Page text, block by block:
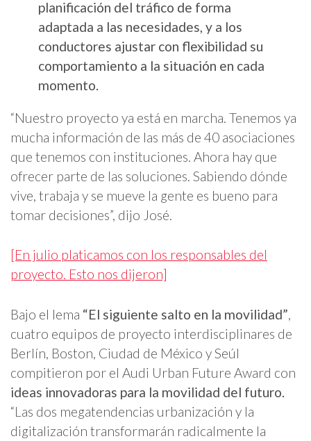
planificación del tráfico de forma
adaptada a las necesidades, y a los
conductores ajustar con flexibilidad su
comportamiento a la situación en cada
momento.
“Nuestro proyecto ya está en marcha. Tenemos ya
mucha información de las más de 40 asociaciones
que tenemos con instituciones. Ahora hay que
ofrecer parte de las soluciones. Sabiendo dónde
vive, trabaja y se mueve la gente es bueno para
tomar decisiones”, dijo José.
[En julio platicamos con los responsables del
proyecto. Esto nos dijeron]
Bajo el lema “El siguiente salto en la movilidad”,
cuatro equipos de proyecto interdisciplinares de
Berlín, Boston, Ciudad de México y Seúl
compitieron por el Audi Urban Future Award con
ideas innovadoras para la movilidad del futuro.
“Las dos megatendencias urbanización y la
digitalización transformarán radicalmente la